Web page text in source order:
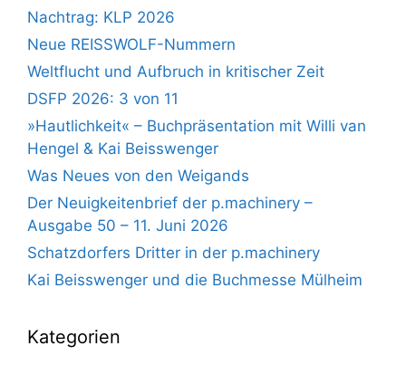
Nachtrag: KLP 2026
Neue REISSWOLF-Nummern
Weltflucht und Aufbruch in kritischer Zeit
DSFP 2026: 3 von 11
»Hautlichkeit« – Buchpräsentation mit Willi van
Hengel & Kai Beisswenger
Was Neues von den Weigands
Der Neuigkeitenbrief der p.machinery –
Ausgabe 50 – 11. Juni 2026
Schatzdorfers Dritter in der p.machinery
Kai Beisswenger und die Buchmesse Mülheim
Kategorien